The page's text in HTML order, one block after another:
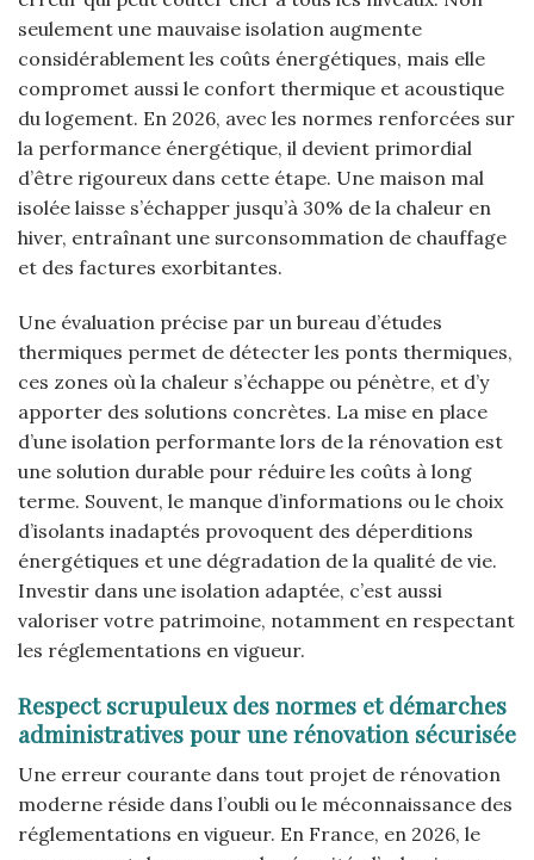
seulement une mauvaise isolation augmente
considérablement les coûts énergétiques, mais elle
compromet aussi le confort thermique et acoustique
du logement. En 2026, avec les normes renforcées sur
la performance énergétique, il devient primordial
d’être rigoureux dans cette étape. Une maison mal
isolée laisse s’échapper jusqu’à 30% de la chaleur en
hiver, entraînant une surconsommation de chauffage
et des factures exorbitantes.
Une évaluation précise par un bureau d’études
thermiques permet de détecter les ponts thermiques,
ces zones où la chaleur s’échappe ou pénètre, et d’y
apporter des solutions concrètes. La mise en place
d’une isolation performante lors de la rénovation est
une solution durable pour réduire les coûts à long
terme. Souvent, le manque d’informations ou le choix
d’isolants inadaptés provoquent des déperditions
énergétiques et une dégradation de la qualité de vie.
Investir dans une isolation adaptée, c’est aussi
valoriser votre patrimoine, notamment en respectant
les réglementations en vigueur.
Respect scrupuleux des normes et démarches
administratives pour une rénovation sécurisée
Une erreur courante dans tout projet de rénovation
moderne réside dans l’oubli ou le méconnaissance des
réglementations en vigueur. En France, en 2026, le